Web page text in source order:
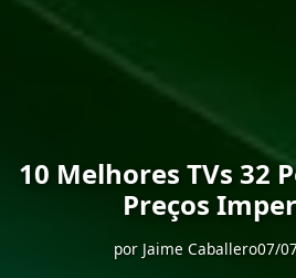
10 Melhores TVs 32
Preços
por Jaime Caballero07/